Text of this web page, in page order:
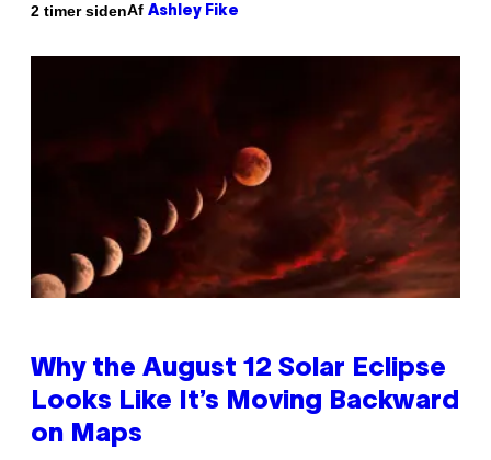
2 timer sidenAf Ashley Fike
Why the August 12 Solar Eclipse
Looks Like It’s Moving Backward
on Maps